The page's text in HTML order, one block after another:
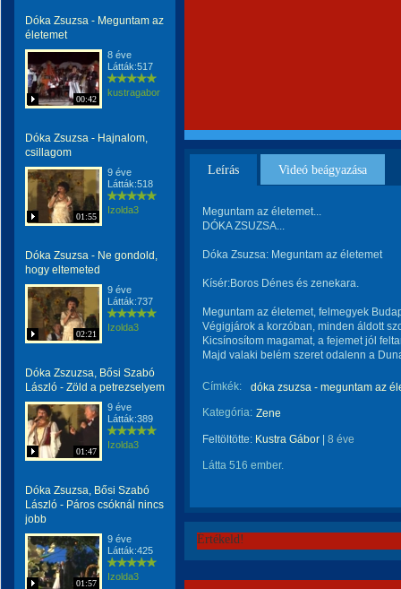
Dóka Zsuzsa - Meguntam az
életemet
00:42
8 éve
Látták:517
kustragabor
Dóka Zsuzsa - Hajnalom,
csillagom
01:55
9 éve
Látták:518
Izolda3
Dóka Zsuzsa - Ne gondold,
hogy eltemeted
02:21
9 éve
Látták:737
Izolda3
Dóka Zszuzsa, Bősi Szabó
László - Zöld a petrezselyem
01:47
9 éve
Látták:389
Izolda3
Dóka Zsuzsa, Bősi Szabó
László - Páros csóknál nincs
jobb
01:57
9 éve
Látták:425
Izolda3
Leírás Videó beágyazása
Meguntam az életemet...
DÓKA ZSUZSA...
Dóka Zsuzsa: Meguntam az életemet
Kísér:Boros Dénes és zenekara.
Meguntam az életemet, felmegyek
Végigjárok a korzóban, minden áldott
Kicsínosítom magamat, a fejemet jól
Majd valaki belém szeret odalenn a
Címkék:
dóka zsuzsa - meguntam az
Kategória: Zene
Feltöltötte: Kustra Gábor 8 éve
Látta 516 ember.
Értékeld!